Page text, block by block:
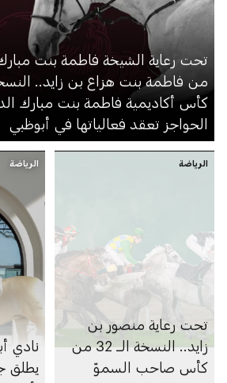
تحت رعاية الشيخة فاطمة بنت
كأس أكاديمية فاطمة بنت مبارك
الحواجز تعقد فعالياتها في أبوظبي
الرياضة
تحت رعاية منصور بن
زايد.. النسخة الــ 32 من
كأس صاحب السموّ
الرياضة
نادي
يطلق